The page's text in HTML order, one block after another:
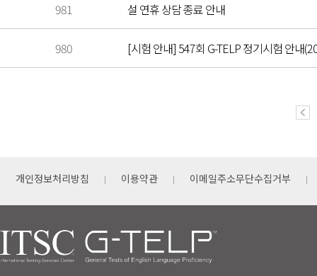
981 설 연휴 상담 종료 안내
980 [시험 안내] 547회 G-TELP 정기시험 안내
개인정보처리방침 이용약관 이메일주소무단수집거부